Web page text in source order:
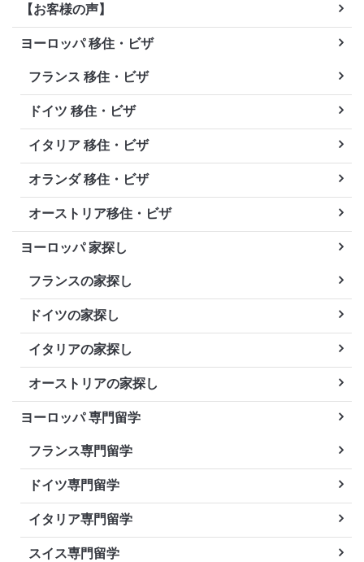
【お客様の声】
ヨーロッパ 移住・ビザ
フランス 移住・ビザ
ドイツ 移住・ビザ
イタリア 移住・ビザ
オランダ 移住・ビザ
オーストリア移住・ビザ
ヨーロッパ 家探し
フランスの家探し
ドイツの家探し
イタリアの家探し
オーストリアの家探し
ヨーロッパ 専門留学
フランス専門留学
ドイツ専門留学
イタリア専門留学
スイス専門留学